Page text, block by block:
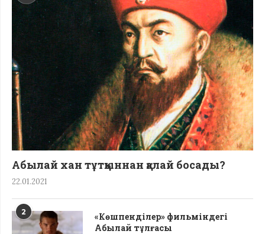
Абылай хан тұтқыннан қалай босады?
22.01.2021
2
«Көшпенділер» фильміндегі
Абылай тұлғасы